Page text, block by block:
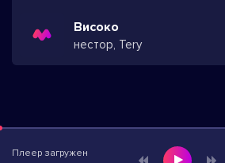
Високо
нестор, Tery
Плеер загружен